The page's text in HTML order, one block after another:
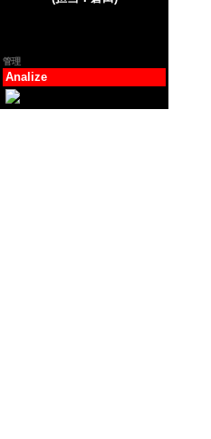
管理
Analize